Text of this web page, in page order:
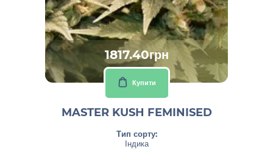
1817.40грн
Купити
MASTER KUSH FEMINISED
Тип сорту:
Індика